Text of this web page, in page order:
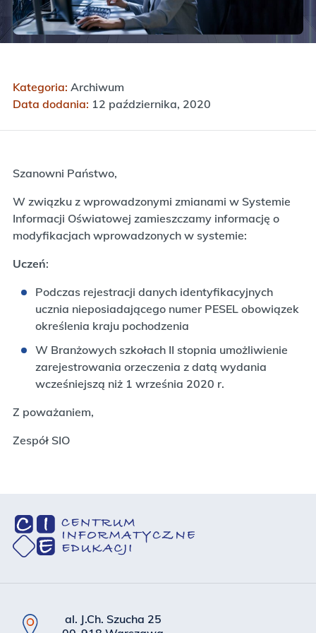
Kategoria: Archiwum
Data dodania: 12 października, 2020
Szanowni Państwo,
W związku z wprowadzonymi zmianami w Systemie
Informacji Oświatowej zamieszczamy informację o
modyfikacjach wprowadzonych w systemie:
Uczeń:
Podczas rejestracji danych identyfikacyjnych
ucznia nieposiadającego numer PESEL obowiązek
określenia kraju pochodzenia
W Branżowych szkołach II stopnia umożliwienie
zarejestrowania orzeczenia z datą wydania
wcześniejszą niż 1 września 2020 r.
Z poważaniem,
Zespół SIO
al. J.Ch. Szucha 25